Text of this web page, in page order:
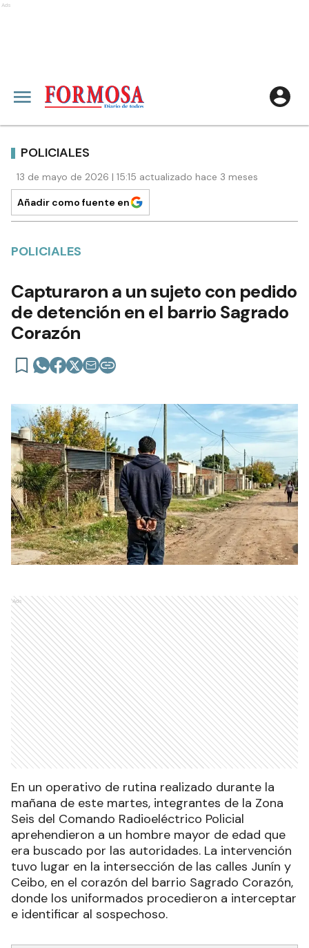
Ads
POLICIALES
13 de mayo de 2026 | 15:15 actualizado hace 3 meses
Añadir como fuente en
POLICIALES
Capturaron a un sujeto con pedido
de detención en el barrio Sagrado
Corazón
Ads
En un operativo de rutina realizado durante la
mañana de este martes, integrantes de la Zona
Seis del Comando Radioeléctrico Policial
aprehendieron a un hombre mayor de edad que
era buscado por las autoridades. La intervención
tuvo lugar en la intersección de las calles Junín y
Ceibo, en el corazón del barrio Sagrado Corazón,
donde los uniformados procedieron a interceptar
e identificar al sospechoso.